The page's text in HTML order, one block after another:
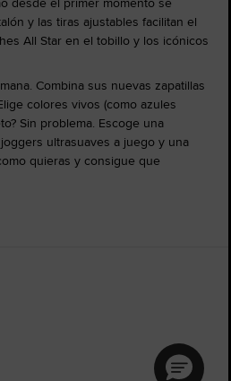
y las tiras ajustables facilitan el
All Star en el tobillo y los icónicos
Combina sus nuevas zapatillas
colores vivos (como azules
Sin problema. Escoge una
ultrasuaves a juego y una
quieras y consigue que